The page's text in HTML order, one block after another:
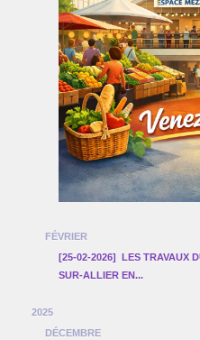
FÉVRIER
[25-02-2026]
LES TRAVAUX
SUR-ALLIER EN...
2025
DÉCEMBRE